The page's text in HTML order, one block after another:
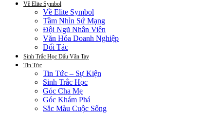
Về Elite Symbol
Về Elite Symbol
Tầm Nhìn Sứ Mạng
Đội Ngũ Nhân Viên
Văn Hóa Doanh Nghiệp
Đối Tác
Sinh Trắc Học Dấu Vân Tay
Tin Tức
Tin Tức – Sự Kiện
Sinh Trắc Học
Góc Cha Mẹ
Góc Khám Phá
Sắc Màu Cuộc Sống